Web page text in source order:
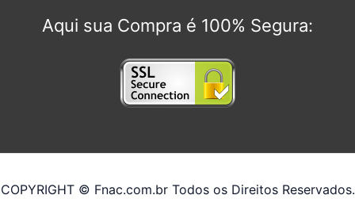
Aqui sua Compra é 100% Segura:
COPYRIGHT © Fnac.com.br Todos os Direitos Reservados.